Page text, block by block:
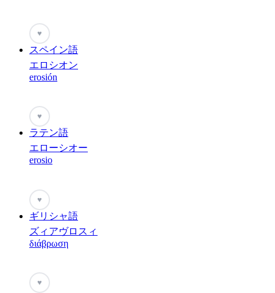
♥
スペイン語
エロシオン
erosión
♥
ラテン語
エローシオー
erosio
♥
ギリシャ語
ズィアヴロスィ
διάβρωση
♥